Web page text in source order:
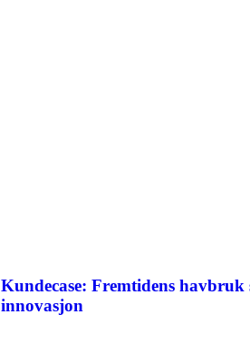
Kundecase: Fremtidens havbruk
innovasjon